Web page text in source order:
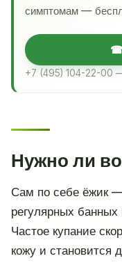
симптомам —
+7 (495) 104-22-00
Нужно ли
Сам по себе ёжик
регулярных банных
Частое купание
кожу и становится